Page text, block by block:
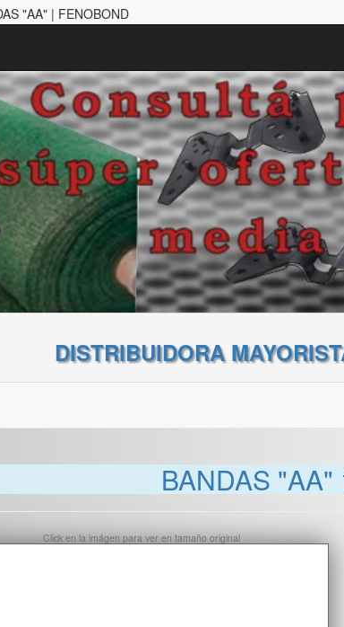
"AA" | FENOBOND
DISTRIBUIDORA
BANDAS
Click en la imágen para ver en tamaño original